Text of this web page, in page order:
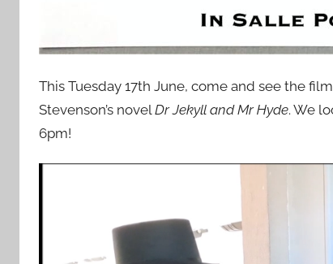
This Tuesday 17th June, come and see the
Stevenson’s novelDr Jekyll and Mr Hyde. We
6pm!